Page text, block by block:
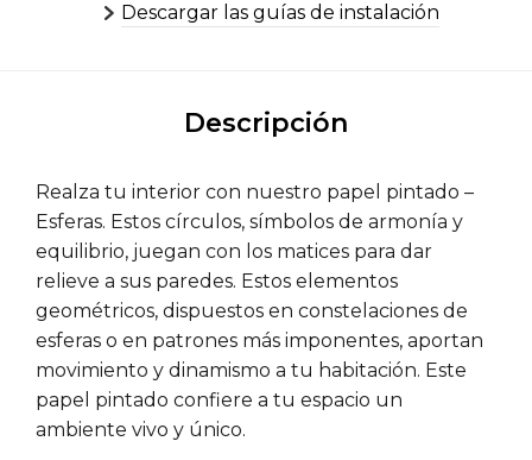
Descargar las guías de instalación
Descripción
Realza tu interior con nuestro papel pintado –
Esferas. Estos círculos, símbolos de armonía y
equilibrio, juegan con los matices para dar
relieve a sus paredes. Estos elementos
geométricos, dispuestos en constelaciones de
esferas o en patrones más imponentes, aportan
movimiento y dinamismo a tu habitación. Este
papel pintado confiere a tu espacio un
ambiente vivo y único.